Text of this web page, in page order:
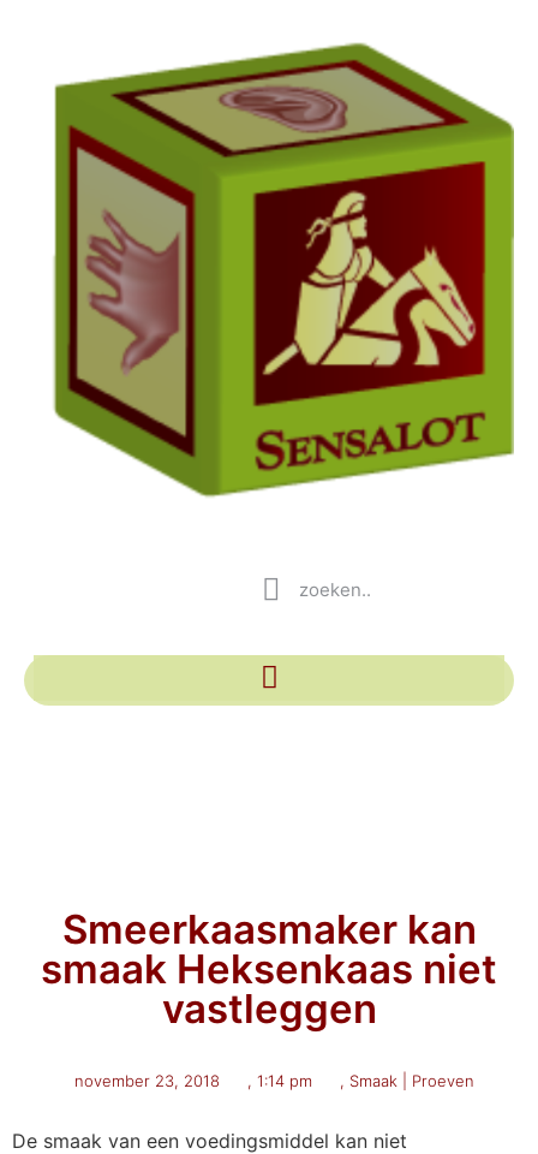
Smeerkaasmaker kan
smaak Heksenkaas niet
vastleggen
november 23, 2018 , 1:14 pm , Smaak | Proeven
De smaak van een voedingsmiddel kan niet